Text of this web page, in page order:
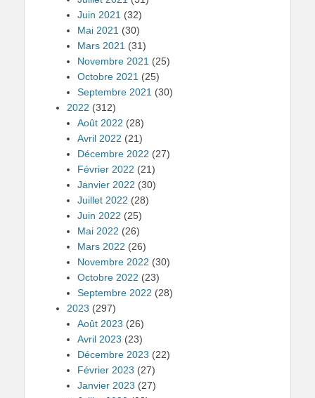
Juin 2021 (32)
Mai 2021 (30)
Mars 2021 (31)
Novembre 2021 (25)
Octobre 2021 (25)
Septembre 2021 (30)
2022 (312)
Août 2022 (28)
Avril 2022 (21)
Décembre 2022 (27)
Février 2022 (21)
Janvier 2022 (30)
Juillet 2022 (28)
Juin 2022 (25)
Mai 2022 (26)
Mars 2022 (26)
Novembre 2022 (30)
Octobre 2022 (23)
Septembre 2022 (28)
2023 (297)
Août 2023 (26)
Avril 2023 (23)
Décembre 2023 (22)
Février 2023 (27)
Janvier 2023 (27)